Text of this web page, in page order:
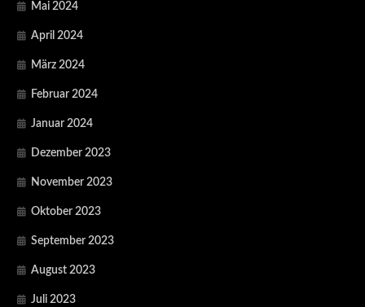
Mai 2024
April 2024
März 2024
Februar 2024
Januar 2024
Dezember 2023
November 2023
Oktober 2023
September 2023
August 2023
Juli 2023